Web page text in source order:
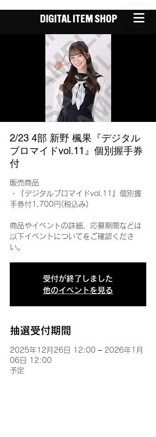
DIGITAL ITEM SHOP
2/23 4部 新野 楓果『デジタル
ブロマイドvol.11』個別握手券
付
販売商品
・『デジタルブロマイドvol.11』個別握
手券付1,700円(税込み)
商品やイベントの詳細、応募期間などは
以下イベントについてをご確認くださ
い。
受付が終了しました
他のイベントを見る
抽選受付期間
2025年12月26日 12:00 – 2026年1月
06日 12:00
予定